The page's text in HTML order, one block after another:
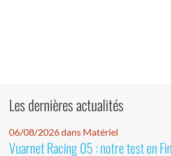
Les dernières actualités
06/08/2026 dans Matériel
Vuarnet Racing 05 : notre test en